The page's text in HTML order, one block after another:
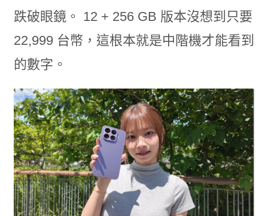
跌破眼鏡。 12 + 256 GB 版本沒想到只要
22,999 台幣，這根本就是中階機才能看到
的數字。